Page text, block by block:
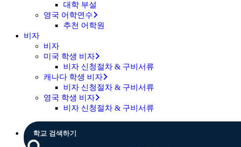
대학 부설
영국 어학연수
추천 어학원
비자
비자
미국 학생 비자
비자 신청절차 & 구비서류
캐나다 학생 비자
비자 신청절차 & 구비서류
영국 학생 비자
비자 신청절차 & 구비서류